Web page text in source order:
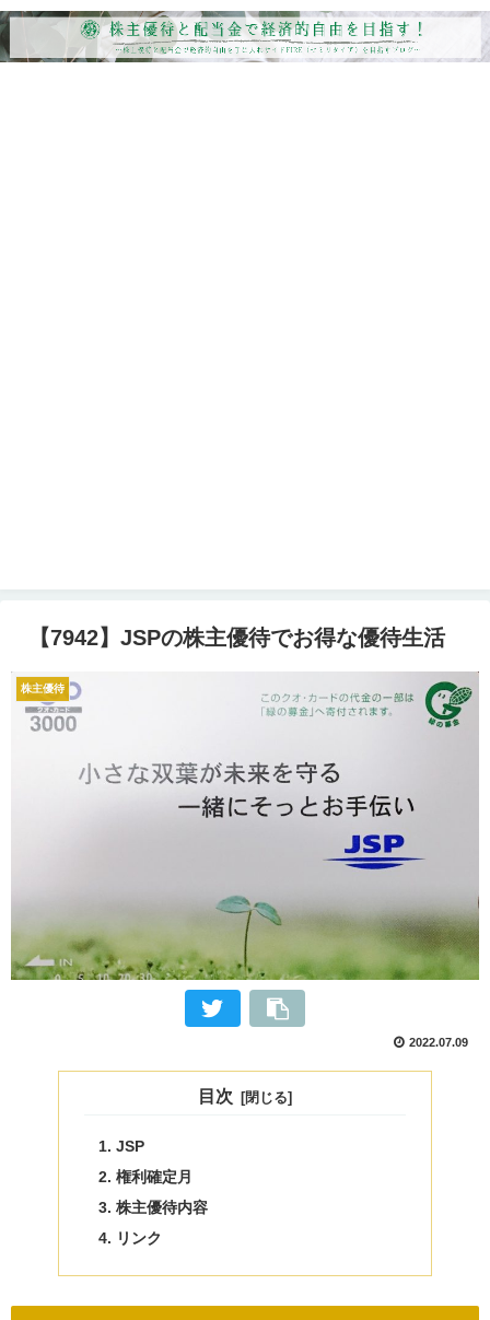
【7942】JSPの株主優待でお得な優待生活
株主優待
2022.07.09
目次
JSP
権利確定月
株主優待内容
リンク